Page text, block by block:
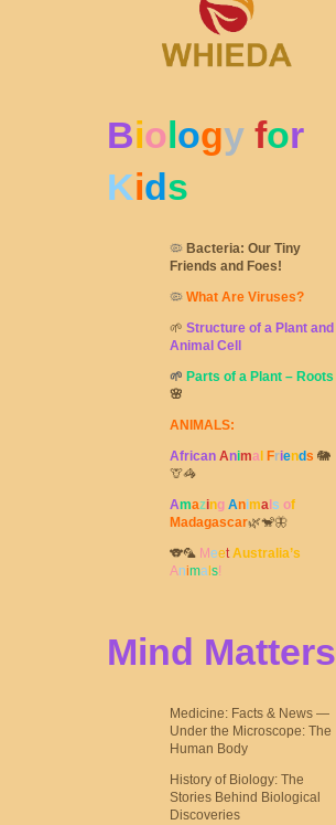
Bio ogy for
Kid s
🦠 Bacteria: Our Tiny
Friends and Foes!
🦠 What Are Viruses?
🌱 Structure of a Plant and
Animal Cell
🌱 Parts of a Plant – Roots
🌸
ANIMALS:
African Anima Friends 🐘
🦒🦓
Amazing Anima s of
Madagascar🌿🐒🦋
🐨🦜 Meet Australia’s
Anima s!
Mind Matters
Medicine: Facts & News —
Under the Microscope: The
Human Body
History of Biology: The
Stories Behind Biological
Discoveries